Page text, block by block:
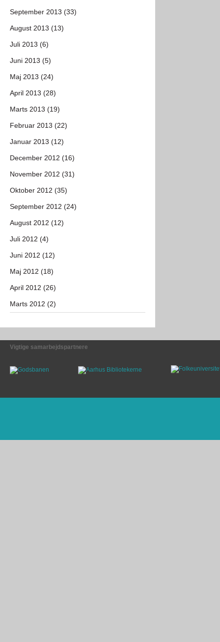
September 2013 (33)
August 2013 (13)
Juli 2013 (6)
Juni 2013 (5)
Maj 2013 (24)
April 2013 (28)
Marts 2013 (19)
Februar 2013 (22)
Januar 2013 (12)
December 2012 (16)
November 2012 (31)
Oktober 2012 (35)
September 2012 (24)
August 2012 (12)
Juli 2012 (4)
Juni 2012 (12)
Maj 2012 (18)
April 2012 (26)
Marts 2012 (2)
Vigtige samarbejdspartnere